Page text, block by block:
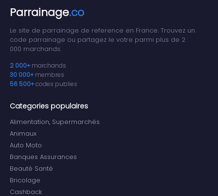
Parrainage.co
Le site de parrainage de reference en France. Trouvez un
code parrainage ou partagez le votre parmi plus de 2
000 marchands.
2 000+ marchands
30 000+ membres
56 500+codes publies
Categories populaires
Alimentation, Supermarchés
Animaux
Auto Moto
Banques Assurances
Beauté Santé
Bricolage
Cashback